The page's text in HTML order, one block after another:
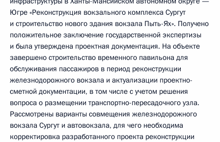
Югре «Реконструкция вокзального комплекса Сургут
и строительство нового здания вокзала Пыть-Ях». Получено
положительное заключение государственной экспертизы
и была утверждена проектная документация. На объекте
завершено строительство временного павильона для
обслуживания пассажиров в период реконструкции
железнодорожного вокзала и актуализации проектно-
сметной документации, в том числе с учетом решения
вопроса о размещении транспортно-пересадочного узла.
Рассмотрены варианты совмещения железнодорожного
вокзала Сургут и автовокзала, для чего необходима
корректировка разработанного проекта реконструкции